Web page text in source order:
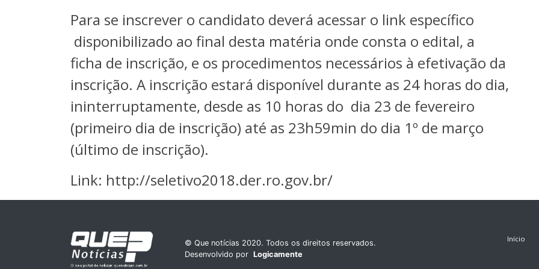
Para se inscrever o candidato deverá acessar o link específico
disponibilizado ao final desta matéria onde consta o edital, a
ficha de inscrição, e os procedimentos necessários à efetivação da
inscrição. A inscrição estará disponível durante as 24 horas do dia,
ininterruptamente, desde as 10 horas do dia 23 de fevereiro
(primeiro dia de inscrição) até as 23h59min do dia 1º de março
(último de inscrição).
Link: http://seletivo2018.der.ro.gov.br/
© Que notícias 2020. Todos os direitos reservados.
Desenvolvido por Logicamente
Início